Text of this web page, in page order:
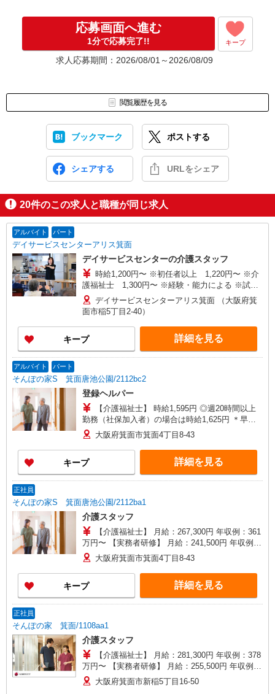
応募画面へ進む
1分で応募完了!! キープ
求人応募期間：2026/08/01～2026/08/09
閲覧履歴を見る
ブックマーク ポストする
シェアする URLをシェア
20件のこの求人と職種が同じ求人
アルバイト パート
デイサービスセンターアリス箕面
デイサービスセンターの介護スタッフ
時給1,200円〜 ※初任者以上 1,220円〜 ※介
護福祉士 1,300円〜 ※経験・能力による ※試用
期間3ヶ月有（期間中の労働条件：同条件） ※処
遇改善手当含む
デイサービスセンターアリス箕面 （大阪府箕
面市稲5丁目2-40）
キープ 詳細を見る
アルバイト パート
そんぽの家S 箕面唐池公園/2112bc2
登録ヘルパー
【介護福祉士】 時給1,595円 ◎週20時間以上
勤務（社保加入者）の場合は時給1,625円 ＊早朝
夜間（〜8:00、18:00〜）：時給1,994円〜 ＊日曜
祝日：時給1,895円〜 【実務者研修・初任者研修
（ヘルパー1級・2級）】 時給1,515円 ◎週20時間
以上勤務（社保加入者）の場合は時給1,545円 ＊
早朝夜間（〜8:00、18:00〜）：時給1,894円〜 ＊
が同時給 ◎キャンセル手当：職務時給の60％支給
大阪府箕面市箕面4丁目8-43
キープ 詳細を見る
正社員
そんぽの家S 箕面唐池公園/2112ba1
介護スタッフ
【介護福祉士】 月給：267,300円 年収例：361
万円〜 【実務者研修】 月給：241,500円 年収例：
330万円〜 【初任者研修】 月給：235,700円 年収
例：325万円〜 ※職務手当、働きがい向上手当、
日祝手当（月平均2回分）、夜勤手当（月平均5回
分）等、毎月平均的に支払われる手当を含みま
す。 ※介護福祉士のみ、特別職務手当も含む ◎残
与 基本給2.08ヶ月分/年支給
大阪府箕面市箕面4丁目8-43
キープ 詳細を見る
正社員
そんぽの家 箕面/1108aa1
介護スタッフ
【介護福祉士】 月給：281,300円 年収例：378
万円〜 【実務者研修】 月給：255,500円 年収例：
345万円〜 【初任者研修・無資格】 月給：
249,700円 年収例：338万円〜 ※職務手当、働き
大阪府箕面市新稲5丁目16-50